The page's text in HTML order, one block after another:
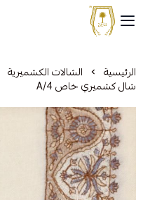
مشالح المهدي الملكية
الرئيسية الشالات الكشميرية
شال كشميري خاص A/4